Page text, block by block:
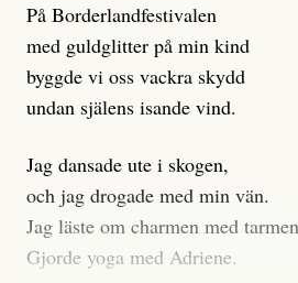
dessa granskningar på olika
en mängd intervjupersoner,
möjlighet att bemöta för såväl
engagera sig i Palestinarörelsen
grupper där Säpo-resursen
Researchen är grundlig.
Möjligen är det egentligen inte
som stör?
På Borderlandfestivalen
med guldglitter på min kind
byggde vi oss vackra skydd
undan själens isande vind.
Jag dansade ute i skogen,
och jag drogade med min vän.
Jag läste om charmen med
Gjorde yoga med Adriene.